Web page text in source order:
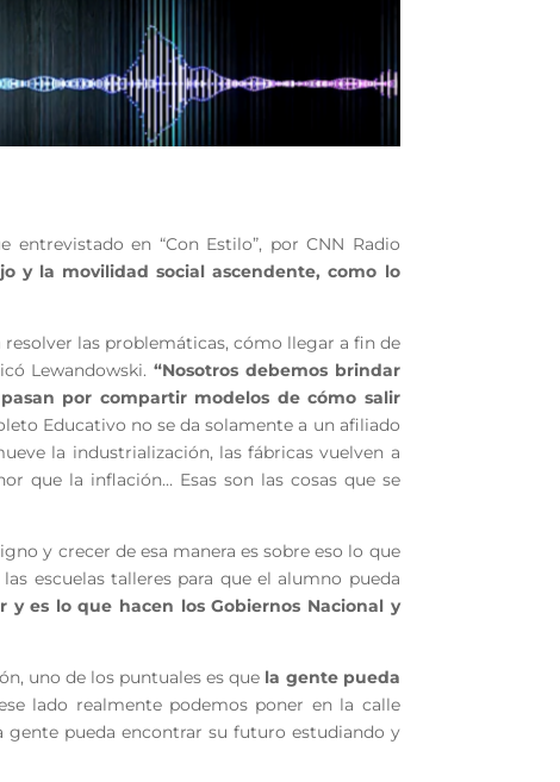
en “Con Estilo”, por CNN Radio
y la movilidad social ascendente, como lo
las problemáticas, cómo llegar a fin de
Lewandowski.“Nosotros debemos brindar
por compartir modelos de cómo salir
Educativo no se da solamente a un afiliado
la industrialización, las fábricas vuelven a
que la inflación… Esas son las cosas que se
y crecer de esa manera es sobre eso lo que
escuelas talleres para que el alumno pueda
es lo que hacen los Gobiernos Nacional y
uno de los puntuales es que la gente pueda
lado realmente podemos poner en la calle
gente pueda encontrar su futuro estudiando y